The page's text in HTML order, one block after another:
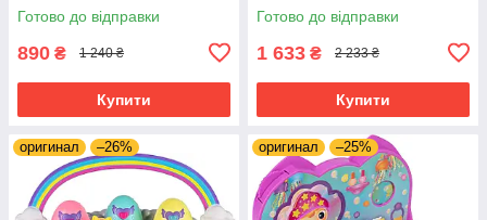
Готово до відправки
890 ₴ 1 240 ₴
Купити
Готово до відправки
1 633 ₴ 2 233 ₴
Купити
оригинал –26% оригинал –25%